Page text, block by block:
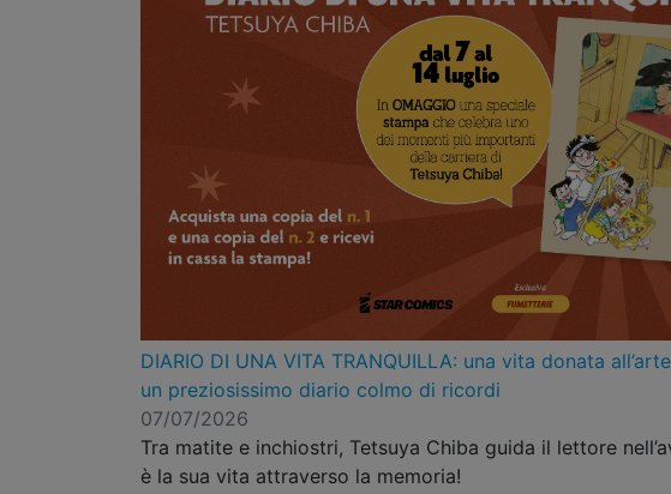
DIARIO DI UNA VITA TRANQUILLA: una vita donata
un preziosissimo diario colmo di ricordi
07/07/2026
Tra matite e inchiostri, Tetsuya Chiba guida il lettore
è la sua vita attraverso la memoria!